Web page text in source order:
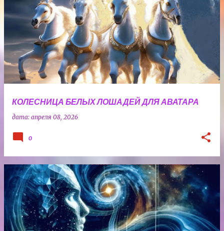
КОЛЕСНИЦА БЕЛЫХ ЛОШАДЕЙ ДЛЯ АВАТАРА
дата: апреля 08, 2026
0